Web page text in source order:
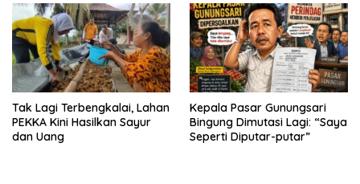
Tak Lagi Terbengkalai, Lahan
PEKKA Kini Hasilkan Sayur
dan Uang
Kepala Pasar Gunungsari
Bingung Dimutasi Lagi: “Saya
Seperti Diputar-putar”